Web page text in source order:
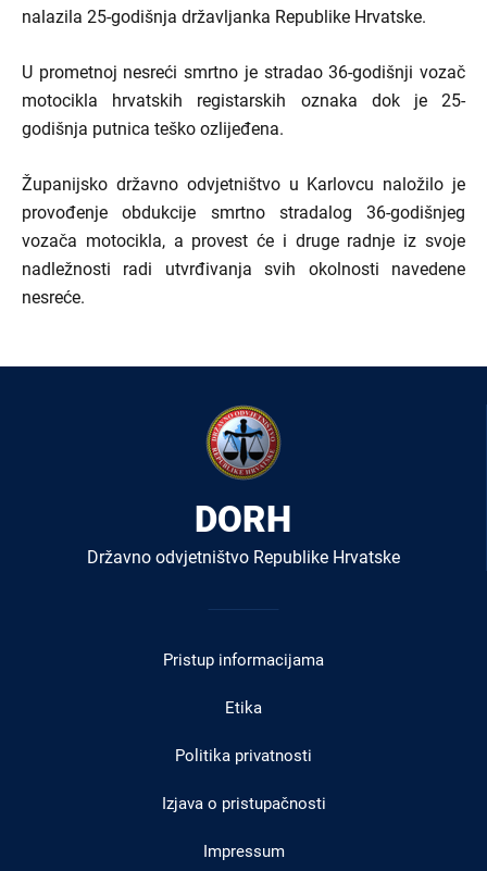
nalazila 25-godišnja državljanka Republike Hrvatske.
U prometnoj nesreći smrtno je stradao 36-godišnji vozač
motocikla hrvatskih registarskih oznaka dok je 25-
godišnja putnica teško ozlijeđena.
Županijsko državno odvjetništvo u Karlovcu naložilo je
provođenje obdukcije smrtno stradalog 36-godišnjeg
vozača motocikla, a provest će i druge radnje iz svoje
nadležnosti radi utvrđivanja svih okolnosti navedene
nesreće.
DORH
Državno odvjetništvo Republike Hrvatske
Pristup informacijama
Etika
Politika privatnosti
Izjava o pristupačnosti
Impressum